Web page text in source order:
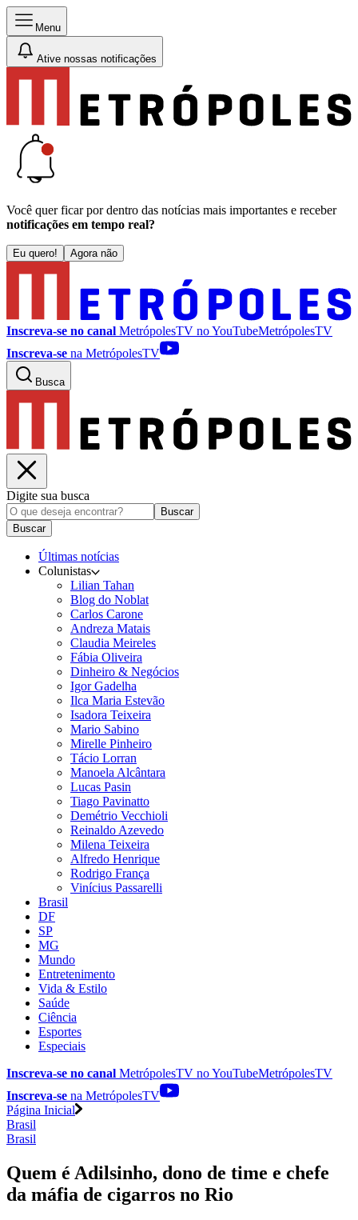
Menu
Ative nossas notificações
Você quer ficar por dentro das notícias mais importantes e receber
notificações em tempo real?
Eu quero! Agora não
Inscreva-se no canal MetrópolesTV noYouTubeMetrópolesTV
Inscreva-se na MetrópolesTV
Busca
Digite sua busca
Buscar
Buscar
Últimas notícias
Colunistas
Lilian Tahan
Blog do Noblat
Carlos Carone
Andreza Matais
Claudia Meireles
Fábia Oliveira
Dinheiro & Negócios
Igor Gadelha
Ilca Maria Estevão
Isadora Teixeira
Mario Sabino
Mirelle Pinheiro
Tácio Lorran
Manoela Alcântara
Lucas Pasin
Tiago Pavinatto
Demétrio Vecchioli
Reinaldo Azevedo
Milena Teixeira
Alfredo Henrique
Rodrigo França
Vinícius Passarelli
Brasil
DF
SP
MG
Mundo
Entretenimento
Vida & Estilo
Saúde
Ciência
Esportes
Especiais
Inscreva-se no canal MetrópolesTV noYouTubeMetrópolesTV
Inscreva-se na MetrópolesTV
Página Inicial
Brasil
Brasil
Quem é Adilsinho, dono de time e chefe
da máfia de cigarros no Rio